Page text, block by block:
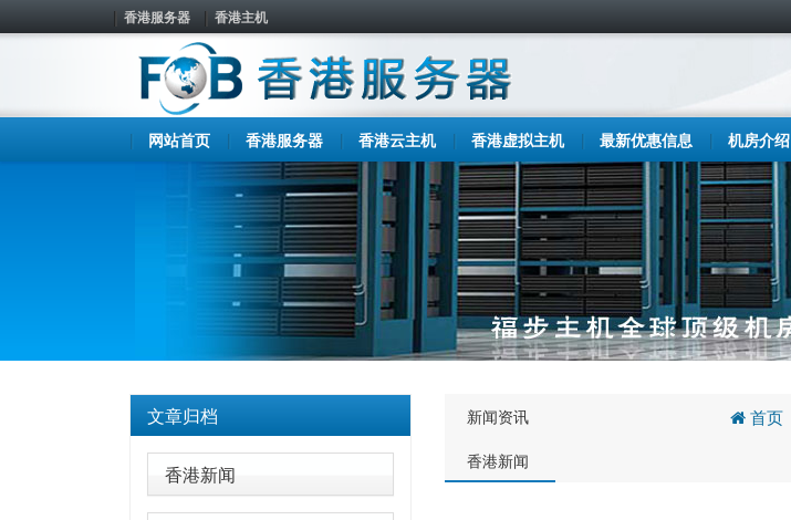
香港服务器 香港主机
网站首页 香港服务器 香港云主机 香港虚拟主机 最新优惠信息 机房介绍
文章归档
香港新闻
新闻资讯
香港新闻
首页